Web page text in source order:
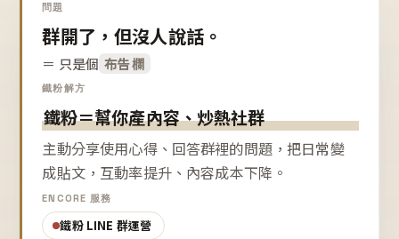
問題
群開了，但沒人說話。
＝ 只是個 布告欄
鐵粉解方
鐵粉＝幫你產內容、炒熱社群
主動分享使用心得、回答群裡的問題，把日常變
成貼文，互動率提升、內容成本下降。
ENCORE 服務
鐵粉 LINE 群運營